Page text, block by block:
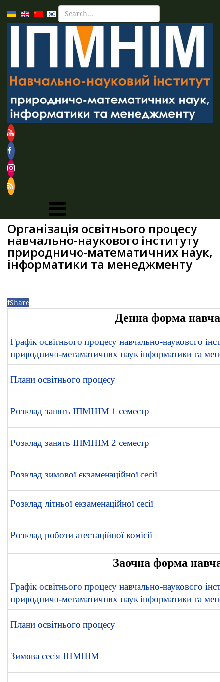
Організація освітнього процесу
навчально-наукового інституту
природничо-математичних наук,
інформатики та менеджменту
fShare
Денна форма
Графік освітнього процесу навчально-наукового
природничо-метаматичних наук інформатики та
Плани освітнього процесу
Розклад занять ІПМНІМ 1 семестр
Розклад занять ІПМНІМ 2 семестр
Розклад зимової екзаменаційної сесії
Розклад літньої екзаменаційної сесії
Розклад роботи атестаційної комісії
Заочна форма
Графік освітнього процесу навчально-наукового
природничо-метаматичних наук інформатики та
Плани освітнього процесу
Зимова сесія ІПМНІМ